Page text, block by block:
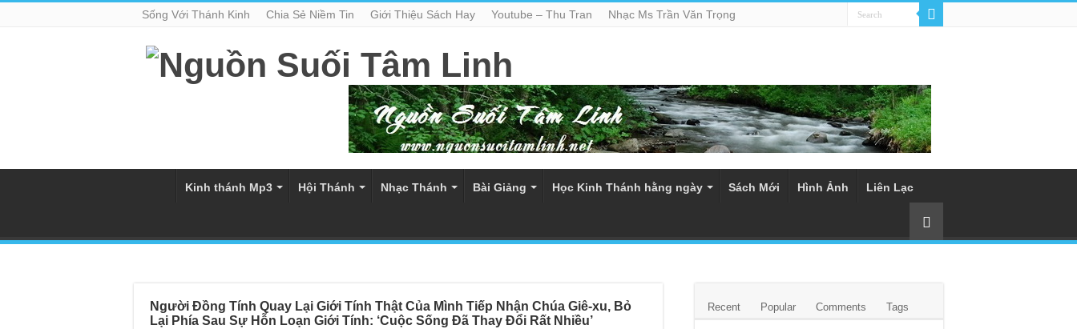
Sống Với Thánh Kinh Chia Sẻ Niềm Tin Giới Thiệu Sách Hay Youtube – Thu Tran Nhạc Ms Trần Văn Trọng
Kinh thánh Mp3 Hội Thánh Nhạc Thánh Bài Giảng Học Kinh Thánh hằng ngày Sách Mới Hình Ảnh Liên Lạc
Người Đồng Tính Quay Lại Giới Tính Thật Của Mình Tiếp Nhận Chúa Giê-xu, Bỏ
Lại Phía Sau Sự Hỗn Loạn Giới Tính: ‘Cuộc Sống Đã Thay Đổi Rất Nhiều’
Recent Popular Comments Tags